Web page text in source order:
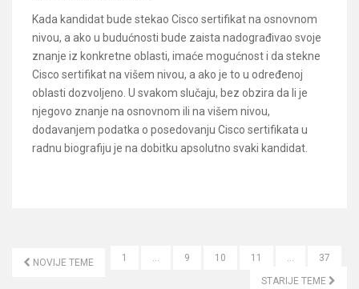
Kada kandidat bude stekao Cisco sertifikat na osnovnom
nivou, a ako u budućnosti bude zaista nadograđivao svoje
znanje iz konkretne oblasti, imaće mogućnost i da stekne
Cisco sertifikat na višem nivou, a ako je to u određenoj
oblasti dozvoljeno. U svakom slučaju, bez obzira da li je
njegovo znanje na osnovnom ili na višem nivou,
dodavanjem podatka o posedovanju Cisco sertifikata u
radnu biografiju je na dobitku apsolutno svaki kandidat.
KRETANJE ČLANAKA
NOVIJE TEME 1 9 10 11 37
STARIJE TEME